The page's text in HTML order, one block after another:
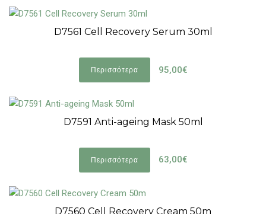
D7561 Cell Recovery Serum 30ml
Περισσότερα 95,00€
D7591 Anti-ageing Mask 50ml
Περισσότερα 63,00€
D7560 Cell Recovery Cream 50m